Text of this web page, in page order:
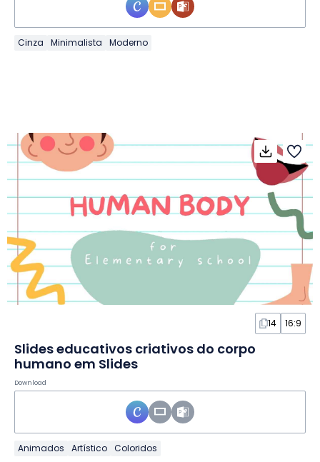
Cinza Minimalista Moderno
14 16:9
Slides educativos criativos do corpo
humano em Slides
Download
Animados Artístico Coloridos